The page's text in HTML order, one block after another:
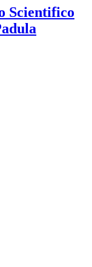
Scientifico